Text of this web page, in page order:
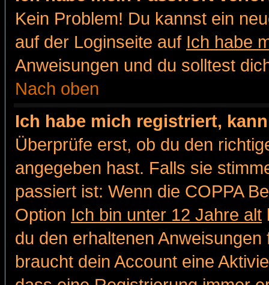
Kein Problem! Du kannst ein
auf der Loginseite auf Ich habe
Anweisungen und du solltest
Nach oben
Ich habe mich registriert,
Überprüfe erst, ob du den
angegeben hast. Falls sie
passiert ist: Wenn die COPPA
Option Ich bin unter 12 Jahre alt
du den erhaltenen
braucht dein Account eine